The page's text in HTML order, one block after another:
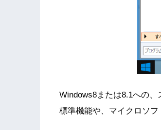
Windows8または8.1への、
標準機能や、マイクロソフ